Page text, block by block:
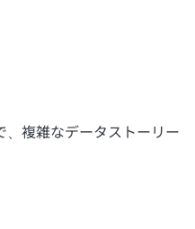
、複雑なデータストーリー